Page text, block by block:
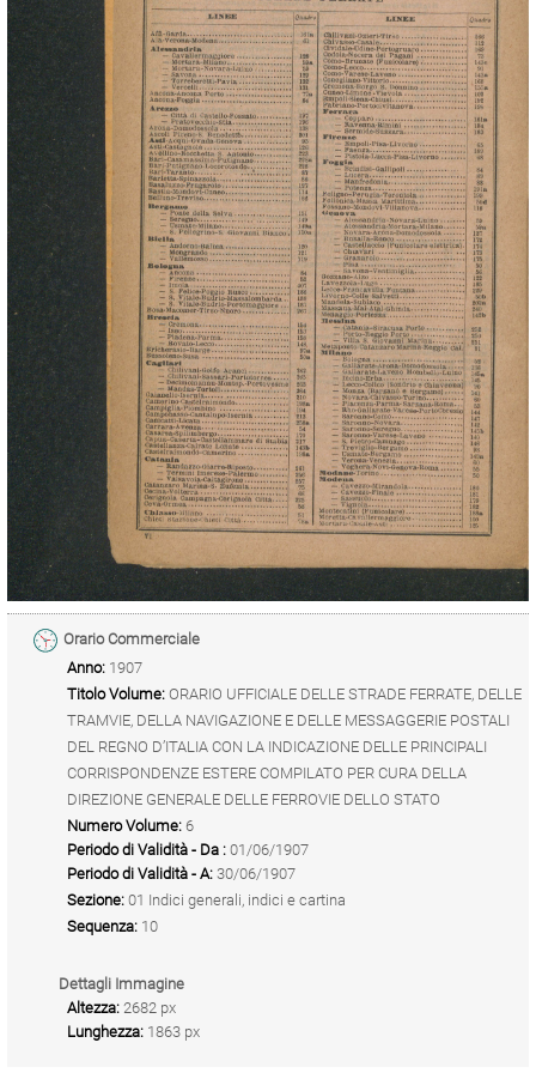
Orario Commerciale
Anno: 1907
Titolo Volume: ORARIO UFFICIALE DELLE STRADE FERRATE, DELLE
TRAMVIE, DELLA NAVIGAZIONE E DELLE MESSAGGERIE POSTALI
DEL REGNO D’ITALIA CON LA INDICAZIONE DELLE PRINCIPALI
CORRISPONDENZE ESTERE COMPILATO PER CURA DELLA
DIREZIONE GENERALE DELLE FERROVIE DELLO STATO
Numero Volume: 6
Periodo di Validità - Da : 01/06/1907
Periodo di Validità - A: 30/06/1907
Sezione: 01 Indici generali, indici e cartina
Sequenza: 10
Dettagli Immagine
Altezza: 2682 px
Lunghezza: 1863 px